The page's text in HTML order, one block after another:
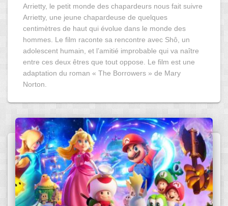
Arrietty, le petit monde des chapardeurs nous fait suivre
Arrietty, une jeune chapardeuse de quelques
centimètres de haut qui évolue dans le monde des
hommes. Le film raconte sa rencontre avec Shô, un
adolescent humain, et l’amitié improbable qui va naître
entre ces deux êtres que tout oppose. Le film est une
adaptation du roman « The Borrowers » de Mary
Norton.